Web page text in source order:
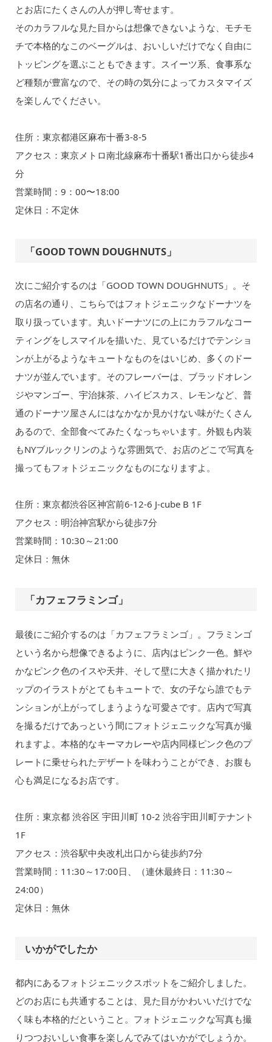
とお店にたくさんの人が押し寄せます。
そのカラフルな見た目からは想像できないような、モチモ
チで本格的なこのベーグルは、おいしいだけでなく自由に
トッピングを選ぶこともできます。スイーツ系、食事系な
ど種類が豊富なので、その時の気分によってカスタマイズ
を楽しんでください。
住所：東京都港区麻布十番3-8-5
アクセス：東京メトロ南北線麻布十番駅1番出口から徒歩4
分
営業時間：9：00〜18:00
定休日：不定休
「GOOD TOWN DOUGHNUTS」
次にご紹介するのは「GOOD TOWN DOUGHNUTS」。そ
の店名の通り、こちらではフォトジェニックなドーナツを
取り扱っています。丸いドーナツにの上にカラフルなコー
ティングをしスマイルを描いた、見ているだけでテンショ
ンが上がるようなキュートなものをはいじめ、多くのドー
ナツが並んでいます。そのフレーバーは、ブラッドオレン
ジやマンゴー、宇治抹茶、ハイビスカス、レモンなど、普
通のドーナツ屋さんにはなかなか見かけない味がたくさん
あるので、全部食べてみたくなっちゃいます。外観も内装
もNYブルックリンのような雰囲気で、お店のどこで写真を
撮ってもフォトジェニックなものになりますよ。
住所：東京都渋谷区神宮前6-12-6 J-cube B 1F
アクセス：明治神宮駅から徒歩7分
営業時間：10:30～21:00
定休日：無休
「カフェフラミンゴ」
最後にご紹介するのは「カフェフラミンゴ」。フラミンゴ
という名から想像できるように、店内はピンク一色。鮮や
かなピンク色のイスや天井、そして壁に大きく描かれたリ
ップのイラストがとてもキュートで、女の子なら誰でもテ
ンションが上がってしまうような可愛さです。店内で写真
を撮るだけであっという間にフォトジェニックな写真が撮
れますよ。本格的なキーマカレーや店内同様ピンク色のプ
レートに乗せられたデザートを味わうことができ、お腹も
心も満足になるお店です。
住所：東京都 渋谷区 宇田川町 10-2 渋谷宇田川町テナント
1F
アクセス：渋谷駅中央改札出口から徒歩約7分
営業時間：11:30～17:00日、（連休最終日：11:30～
24:00）
定休日：無休
いかがでしたか
都内にあるフォトジェニックスポットをご紹介しました。
どのお店にも共通することは、見た目がかわいいだけでな
く味も本格的だということ。フォトジェニックな写真も撮
りつつおいしい食事を楽しんでみてはいかがでしょうか。